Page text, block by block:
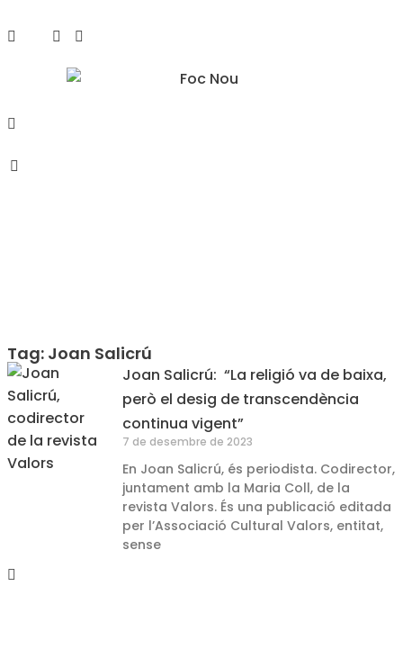
Tag: Joan Salicrú
Joan Salicrú: “La religió va de baixa,
però el desig de transcendència
continua vigent”
7 de desembre de 2023
En Joan Salicrú, és periodista. Codirector,
juntament amb la Maria Coll, de la
revista Valors. És una publicació editada
per l’Associació Cultural Valors, entitat,
sense